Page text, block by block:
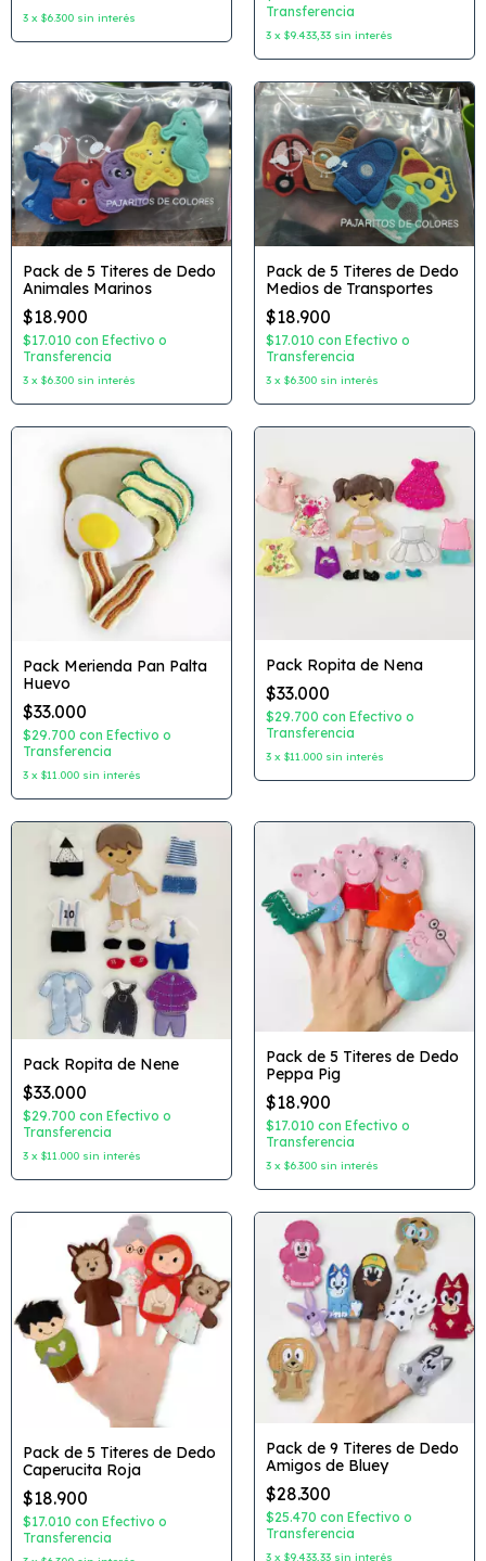
3 x $6.300 sin interés
Transferencia
3 x $9.433,33 sin interés
Pack de 5 Titeres de Dedo
Animales Marinos
$18.900
$17.010 con Efectivo o
Transferencia
3 x $6.300 sin interés
Pack de 5 Titeres de Dedo
Medios de Transportes
$18.900
$17.010 con Efectivo o
Transferencia
3 x $6.300 sin interés
Pack Merienda Pan Palta
Huevo
$33.000
$29.700 con Efectivo o
Transferencia
3 x $11.000 sin interés
Pack Ropita de Nena
$33.000
$29.700 con Efectivo o
Transferencia
3 x $11.000 sin interés
Pack Ropita de Nene
$33.000
$29.700 con Efectivo o
Transferencia
3 x $11.000 sin interés
Pack de 5 Titeres de Dedo
Peppa Pig
$18.900
$17.010 con Efectivo o
Transferencia
3 x $6.300 sin interés
Pack de 5 Titeres de Dedo
Caperucita Roja
$18.900
$17.010 con Efectivo o
Transferencia
Pack de 9 Titeres de Dedo
Amigos de Bluey
$28.300
$25.470 con Efectivo o
Transferencia
3 x $9.433,33 sin interés